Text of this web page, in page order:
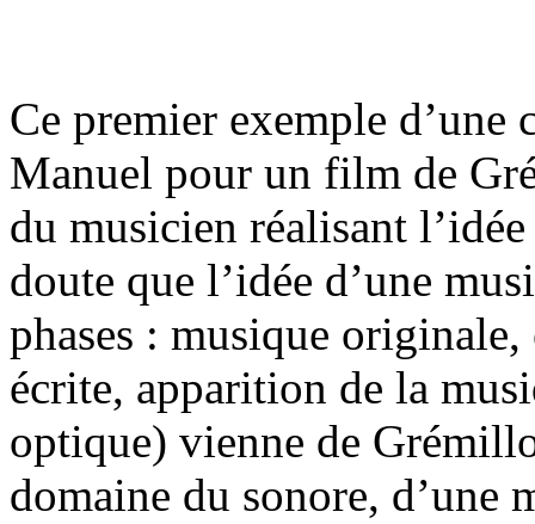
Ce premier exemple
Manuel pour un film de
du musicien réalisant
doute que l’idée d’une
phases : musique
écrite, apparition de la
optique) vienne de
domaine du sonore, d’une